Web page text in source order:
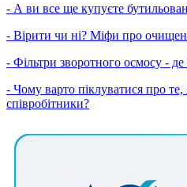
- А ви все ще купуєте
- Вірити чи ні? Міфи про
- Фільтри зворотного осмосу -
- Чому варто піклуватися про
співробітники?